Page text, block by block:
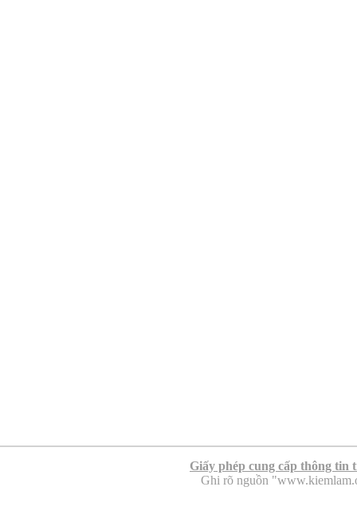
Giấy phép cung cấp thông tin
Ghi rõ nguồn